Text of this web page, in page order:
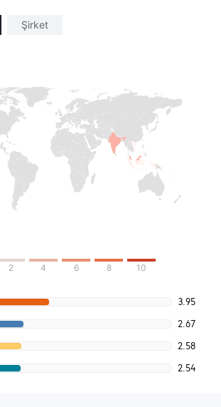
Şirket
2 4 6 8 10
3.95
2.67
2.58
2.54